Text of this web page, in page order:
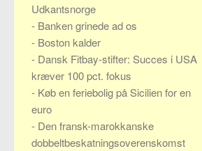
Udkantsnorge
- Banken grinede ad os
- Boston kalder
- Dansk Fitbay-stifter: Succes i USA
kræver 100 pct. fokus
- Køb en feriebolig på Sicilien for en
euro
- Den fransk-marokkanske
dobbeltbeskatningsoverenskomst